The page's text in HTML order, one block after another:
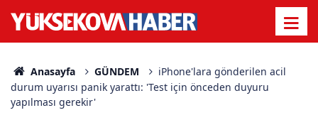
Anasayfa GÜNDEM
iPhone'lara gönderilen acil
durum uyarısı panik yarattı: 'Test için önceden duyuru
yapılması gerekir'